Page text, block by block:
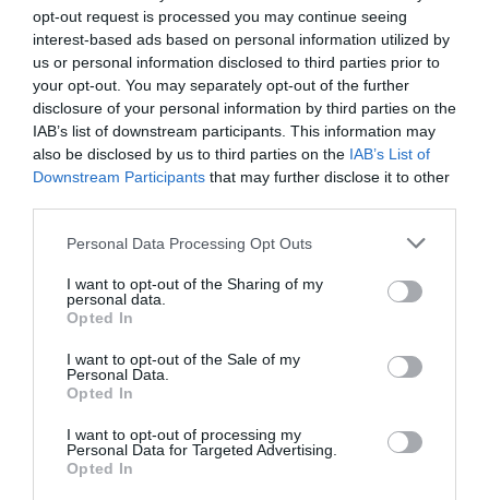
opt-out request is processed you may continue seeing
interest-based ads based on personal information utilized by
us or personal information disclosed to third parties prior to
your opt-out. You may separately opt-out of the further
disclosure of your personal information by third parties on the
IAB’s list of downstream participants. This information may
also be disclosed by us to third parties on the IAB’s List of
Downstream Participants that may further disclose it to other
Personal Data Processing Opt Outs
I want to opt-out of the Sharing of my
personal data.
Opted In
I want to opt-out of the Sale of my
Personal Data.
Opted In
I want to opt-out of processing my
Personal Data for Targeted Advertising.
Opted In
zniżkowych.
każdy powinien zobaczyć przynajmniej
raz w życiu. Aby uporządkować
niezliczone możliwości tej metropolii,
przygotowaliśmy szczegółowy plan
podróży. Oto jak maksymalnie
wykorzystać 5 dni w Nowym Jorku.
1 26.06.2026•9 min
3
Stany Zjednoczone. Który taras
widokowy w Nowym Jorku wybrać?
Porównujemy Empire State, Top of
the Rock i SUMMIT One Vanderbilt.
Wybór idealnego tarasu widokowego w
Nowym Jorku może być
przytłaczający. Każdy z nich oferuje
niepowtarzalną perspektywę na słynną
panoramę Manhattanu. W tym
kompleksowym przewodniku
porównujemy trzy najpopularniejsze
Building, klasyczny Top of the Rock
najlepszą decyzję.
1 25.04.2026•11 min
USA. Kulinarny Nowy Jork: gdzie
zjeść najlepsze bajgle i pizzę w stylu
nowojorskim?
Odkryj kultowe smaki Nowego Jorku!
Ten przewodnik zabierze Cię w podróż
Wielkiego Jabłka. Poznaj historię,
miasta, które nigdy не śpi.
Nowy Jork na rowerze: Jak
sposób, by poczuć puls tego
oferuje Nowy Jork oraz praktyczne